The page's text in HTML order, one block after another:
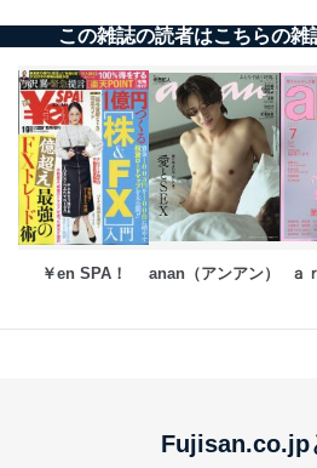
この雑誌の読者はこちらの雑
￥en SPA！ anan（アンアン） ａ
Fujisan.co.jp